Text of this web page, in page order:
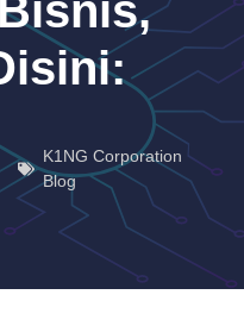
K1NG Corporation
Blog